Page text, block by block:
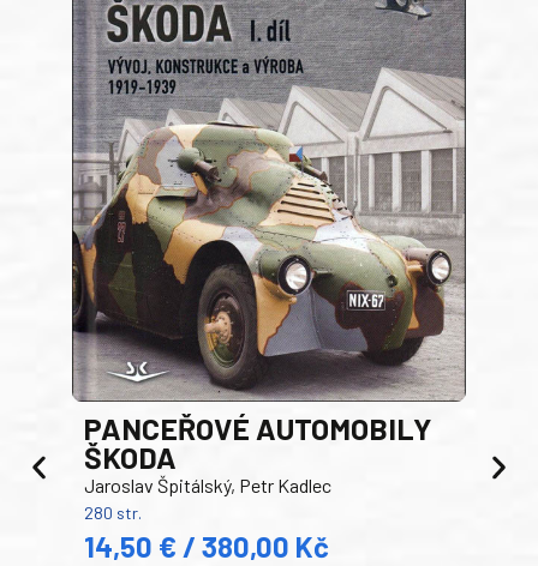
PANCEŘOVÉ AUTOMOBILY
ŠKODA
Jaroslav Špitálský, Petr Kadlec
280 str.
14,50 € / 380,00 Kč